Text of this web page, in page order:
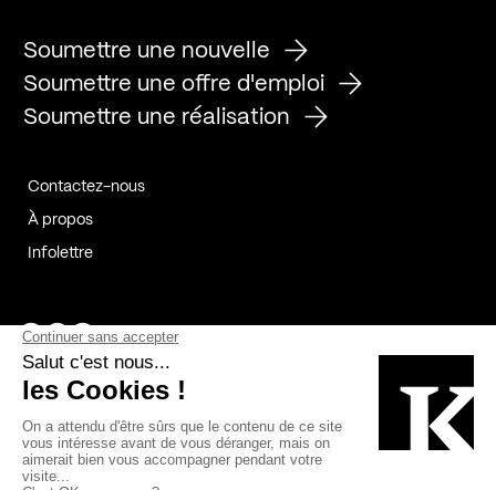
Soumettre une nouvelle
Soumettre une offre d'emploi
Soumettre une réalisation
Contactez-nous
À propos
Infolettre
Page Facebook de Kollectif
Page Instagram de Kollectif
Page Linkedin de Kollectif